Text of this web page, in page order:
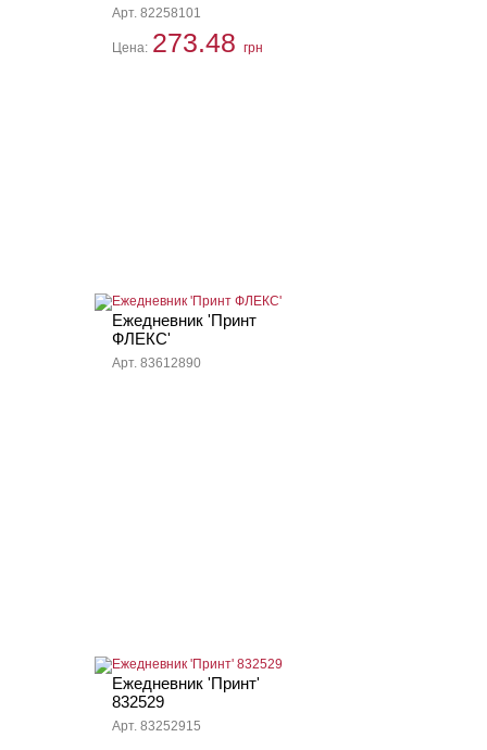
Арт. 82258101
Цена: 273.48 грн
Ежедневник 'Принт
ФЛЕКС'
Арт. 83612890
Ежедневник 'Принт'
832529
Арт. 83252915